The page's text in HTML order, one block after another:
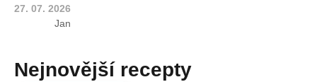
27. 07. 2026
Jan
Nejnovější recepty